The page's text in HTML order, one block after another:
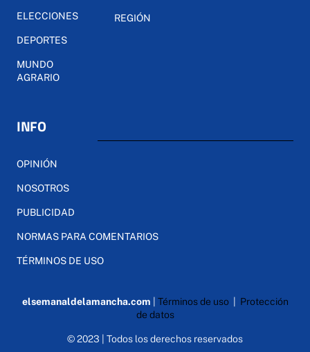
ELECCIONES
DEPORTES
MUNDO
AGRARIO
REGIÓN
INFO
OPINIÓN
NOSOTROS
PUBLICIDAD
NORMAS PARA COMENTARIOS
TÉRMINOS DE USO
elsemanaldelamancha.com Términos de uso| Protección
de datos
© 2023 | Todos los derechos reservados